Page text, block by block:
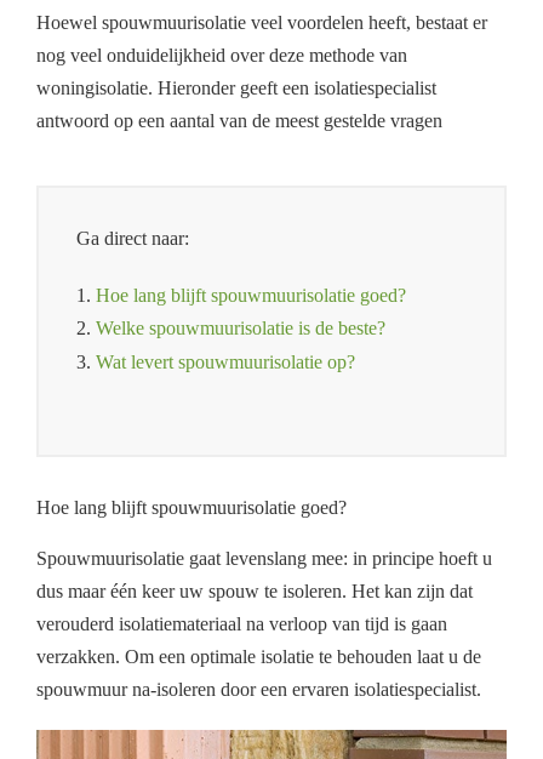
Hoewel spouwmuurisolatie veel voordelen heeft, bestaat er
nog veel onduidelijkheid over deze methode van
woningisolatie. Hieronder geeft een isolatiespecialist
antwoord op een aantal van de meest gestelde vragen
Ga direct naar:
1. Hoe lang blijft spouwmuurisolatie goed?
2. Welke spouwmuurisolatie is de beste?
3. Wat levert spouwmuurisolatie op?
Hoe lang blijft spouwmuurisolatie goed?
Spouwmuurisolatie gaat levenslang mee: in principe hoeft u
dus maar één keer uw spouw te isoleren. Het kan zijn dat
verouderd isolatiemateriaal na verloop van tijd is gaan
verzakken. Om een optimale isolatie te behouden laat u de
spouwmuur na-isoleren door een ervaren isolatiespecialist.